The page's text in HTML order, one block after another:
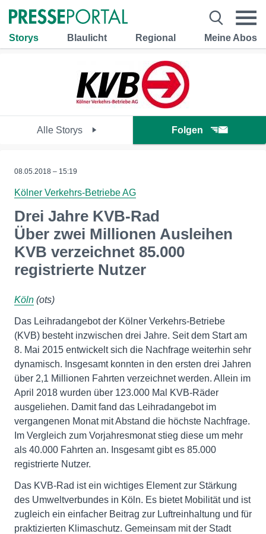
Storys Blaulicht Regional Meine Abos
Alle Storys Folgen
08.05.2018 – 15:19
Kölner Verkehrs-Betriebe AG
Drei Jahre KVB-Rad
Über zwei Millionen Ausleihen
KVB verzeichnet 85.000
registrierte Nutzer
Köln (ots)
Das Leihradangebot der Kölner Verkehrs-Betriebe
(KVB) besteht inzwischen drei Jahre. Seit dem Start am
8. Mai 2015 entwickelt sich die Nachfrage weiterhin sehr
dynamisch. Insgesamt konnten in den ersten drei Jahren
über 2,1 Millionen Fahrten verzeichnet werden. Allein im
April 2018 wurden über 123.000 Mal KVB-Räder
ausgeliehen. Damit fand das Leihradangebot im
vergangenen Monat mit Abstand die höchste Nachfrage.
Im Vergleich zum Vorjahresmonat stieg diese um mehr
als 40.000 Fahrten an. Insgesamt gibt es 85.000
registrierte Nutzer.
Das KVB-Rad ist ein wichtiges Element zur Stärkung
des Umweltverbundes in Köln. Es bietet Mobilität und ist
zugleich ein einfacher Beitrag zur Luftreinhaltung und für
praktizierten Klimaschutz. Gemeinsam mit der Stadt